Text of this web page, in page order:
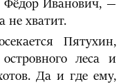
Фёдор Иванович, —
не хватит.
Пятухин,
леса и
Да и где ему,